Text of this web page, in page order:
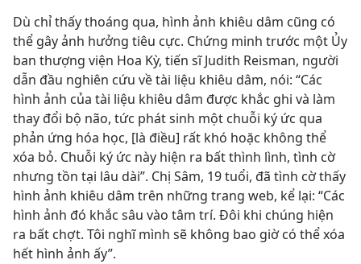
Dù chỉ thấy thoáng qua, hình ảnh khiêu dâm cũng có
thể gây ảnh hưởng tiêu cực. Chứng minh trước một Ủy
ban thượng viện Hoa Kỳ, tiến sĩ Judith Reisman, người
dẫn đầu nghiên cứu về tài liệu khiêu dâm, nói: “Các
hình ảnh của tài liệu khiêu dâm được khắc ghi và làm
thay đổi bộ não, tức phát sinh một chuỗi ký ức qua
phản ứng hóa học, [là điều] rất khó hoặc không thể
xóa bỏ. Chuỗi ký ức này hiện ra bất thình lình, tình cờ
nhưng tồn tại lâu dài”. Chị Sâm, 19 tuổi, đã tình cờ thấy
hình ảnh khiêu dâm trên những trang web, kể lại: “Các
hình ảnh đó khắc sâu vào tâm trí. Đôi khi chúng hiện
ra bất chợt. Tôi nghĩ mình sẽ không bao giờ có thể xóa
hết hình ảnh ấy”.